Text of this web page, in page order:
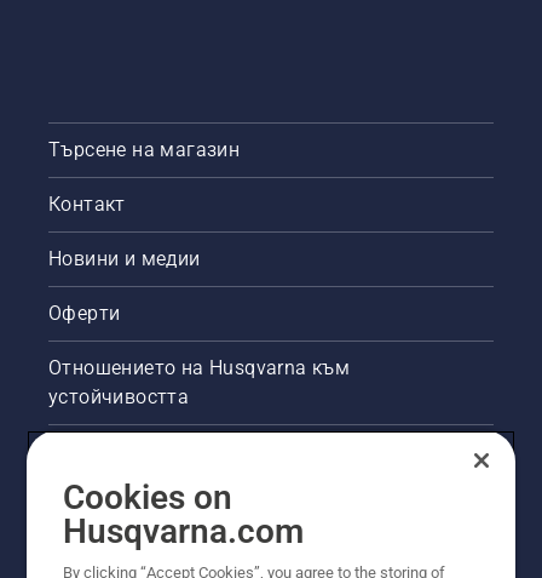
Търсене на магазин
Контакт
Новини и медии
Оферти
Отношението на Husqvarna към
устойчивостта
Други сайтове на Husqvarna
Cookies on
Husqvarna.com
By clicking “Accept Cookies”, you agree to the storing of